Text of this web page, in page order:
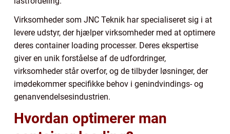
Virksomheder som JNC Teknik har specialiseret sig i at
levere udstyr, der hjælper virksomheder med at optimere
deres container loading processer. Deres ekspertise
giver en unik forståelse af de udfordringer,
virksomheder står overfor, og de tilbyder løsninger, der
imødekommer specifikke behov i genindvindings- og
genanvendelsesindustrien.
Hvordan optimerer man